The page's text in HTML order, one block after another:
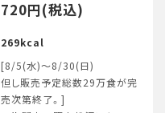
720円(税込)
269kcal
[8/5(水)～8/30(日)
但し販売予定総数29万食が完
売次第終了。]